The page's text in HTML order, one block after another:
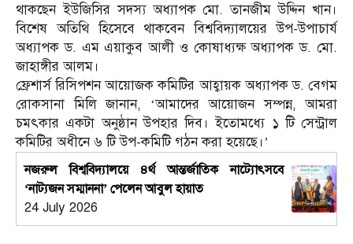
থাকছেন ইউজিসির সদস্য অধ্যাপক মো. তানজীম উদ্দিন খান।
বিশেষ অতিথি হিসেবে থাকবেন বিশ্ববিদ্যালয়ের উপ-উপাচার্য
অধ্যাপক ড. এম এয়াকুব আলী ও কোষাধ্যক্ষ অধ্যাপক ড. মো.
জাহাঙ্গীর আলম।
ফ্রেশার্স রিসিপশন আয়োজক কমিটির আহ্বায়ক অধ্যাপক ড. বেগম
রোকসানা মিলি জানান, ‘আমাদের আয়োজন সম্পন্ন, আমরা
চমৎকার একটা অনুষ্ঠান উপহার দিব। ইতোমধ্যে ১ টি সেন্ট্রাল
কমিটির অধীনে ৬ টি উপ-কমিটি গঠন করা হয়েছে।’
নজরুল বিশ্ববিদ্যালয়ে ৪র্থ আন্তর্জাতিক নাট্যোৎসবে
‘নাট্যজন সম্মাননা’ পেলেন আবুল হায়াত
24 July 2026